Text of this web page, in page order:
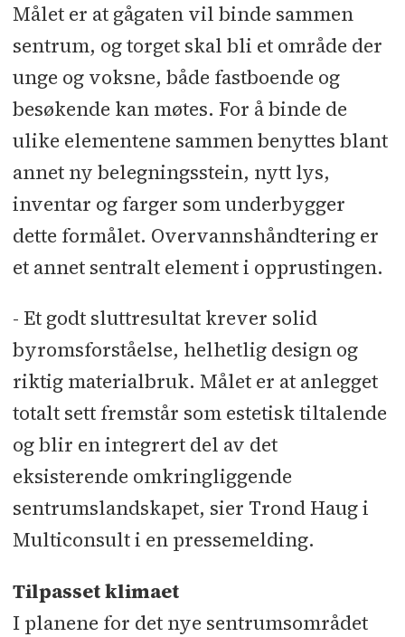
Målet er at gågaten vil binde sammen
sentrum, og torget skal bli et område der
unge og voksne, både fastboende og
besøkende kan møtes. For å binde de
ulike elementene sammen benyttes blant
annet ny belegningsstein, nytt lys,
inventar og farger som underbygger
dette formålet. Overvannshåndtering er
et annet sentralt element i opprustingen.
- Et godt sluttresultat krever solid
byromsforståelse, helhetlig design og
riktig materialbruk. Målet er at anlegget
totalt sett fremstår som estetisk tiltalende
og blir en integrert del av det
eksisterende omkringliggende
sentrumslandskapet, sier Trond Haug i
Multiconsult i en pressemelding.
Tilpasset klimaet
I planene for det nye sentrumsområdet